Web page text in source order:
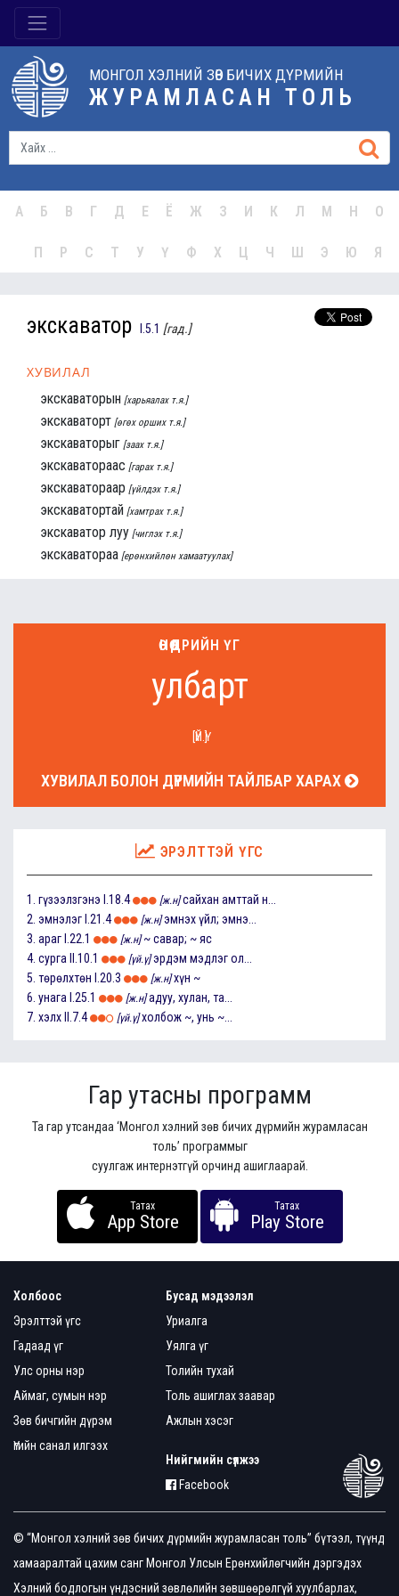
МОНГОЛ ХЭЛНИЙ ЗӨВ БИЧИХ ДҮРМИЙН
ЖУРАМЛАСАН ТОЛЬ
А Б В Г Д Е Ё Ж З И К Л М Н О
П Р С Т У Ү Ф Х Ц Ч Ш Э Ю Я
экскаватор I.5.1 [гад.]
ХУВИЛАЛ
экскаваторын [харьяалах т.я.]
экскаваторт [өгөх орших т.я.]
экскаваторыг [заах т.я.]
экскаватораас [гарах т.я.]
экскаватораар [үйлдэх т.я.]
экскаватортай [хамтрах т.я.]
экскаватор луу [чиглэх т.я.]
экскаватораа [ерөнхийлөн хамаатуулах]
ӨНӨӨДРИЙН ҮГ
улбарт
[ҮЙ.Ү]
ХУВИЛАЛ БОЛОН ДҮРМИЙН ТАЙЛБАР ХАРАХ
ЭРЭЛТТЭЙ ҮГС
1. гүзээлзгэнэ I.18.4 [ж.н] сайхан амттай н...
2. эмнэлэг I.21.4 [ж.н] эмнэх үйл; эмнэ...
3. араг I.22.1 [ж.н] ~ савар; ~ яс
4. сурга II.10.1 [үй.ү] эрдэм мэдлэг ол...
5. төрөлхтөн I.20.3 [ж.н] хүн ~
6. унага I.25.1 [ж.н] адуу, хулан, та...
7. хэлх II.7.4 [үй.ү] холбож ~, унь ~...
Гар утасны программ
Та гар утсандаа ‘Монгол хэлний зөв бичих дүрмийн журамласан
толь’ программыг
суулгаж интернэтгүй орчинд ашиглаарай.
Татах
App Store
Татах
Play Store
Холбоос
Эрэлттэй үгс
Гадаад үг
Улс орны нэр
Аймаг, сумын нэр
Зөв бичгийн дүрэм
Үгийн санал илгээх
Бусад мэдээлэл
Уриалга
Уялга үг
Толийн тухай
Толь ашиглах заавар
Ажлын хэсэг
Нийгмийн сүлжээ
Facebook
© “Монгол хэлний зөв бичих дүрмийн журамласан толь” бүтээл, түүнд
хамааралтай цахим санг Монгол Улсын Ерөнхийлөгчийн дэргэдэх
Хэлний бодлогын үндэсний зөвлөлийн зөвшөөрөлгүй хуулбарлах,